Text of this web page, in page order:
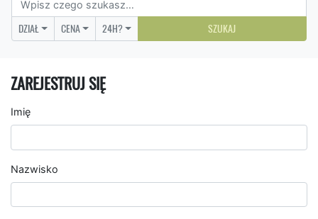
DZIAŁ CENA 24H? SZUKAJ
ZAREJESTRUJ SIĘ
Imię
Nazwisko